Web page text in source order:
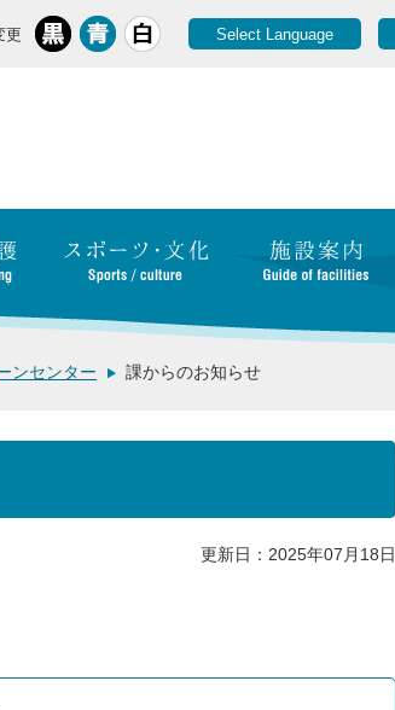
更 Select Language
ンセンター 課からのお知らせ
更新日：2025年07月18日